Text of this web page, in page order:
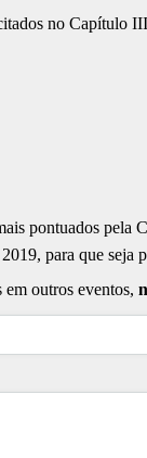
no Capítulo
pontuados pela
para que seja
outros eventos,